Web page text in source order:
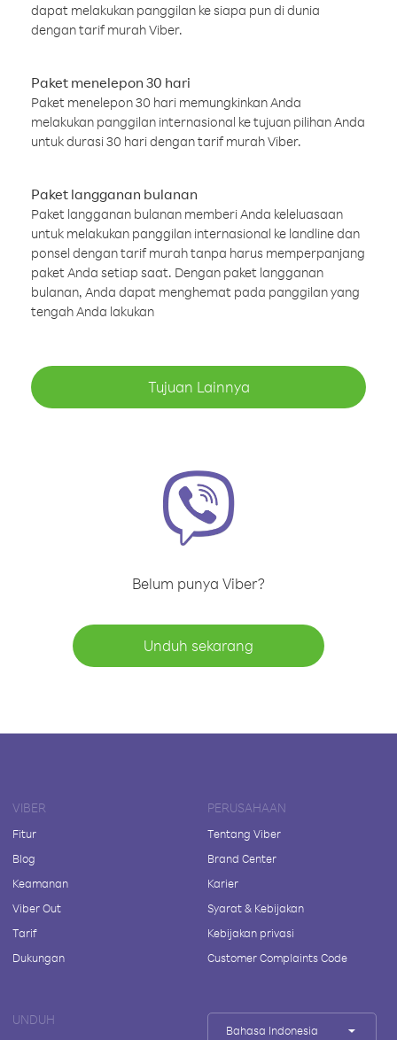
dapat melakukan panggilan ke siapa pun di dunia
dengan tarif murah Viber.
Paket menelepon 30 hari
Paket menelepon 30 hari memungkinkan Anda
melakukan panggilan internasional ke tujuan pilihan Anda
untuk durasi 30 hari dengan tarif murah Viber.
Paket langganan bulanan
Paket langganan bulanan memberi Anda keleluasaan
untuk melakukan panggilan internasional ke landline dan
ponsel dengan tarif murah tanpa harus memperpanjang
paket Anda setiap saat. Dengan paket langganan
bulanan, Anda dapat menghemat pada panggilan yang
tengah Anda lakukan
Tujuan Lainnya
Belum punya Viber?
Unduh sekarang
VIBER
Fitur
Blog
Keamanan
Viber Out
Tarif
Dukungan
PERUSAHAAN
Tentang Viber
Brand Center
Karier
Syarat & Kebijakan
Kebijakan privasi
Customer Complaints Code
UNDUH
Bahasa Indonesia